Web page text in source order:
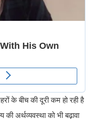
के बीच की दूरी कम हो रही है
अर्थव्यवस्था को भी बढ़ावा